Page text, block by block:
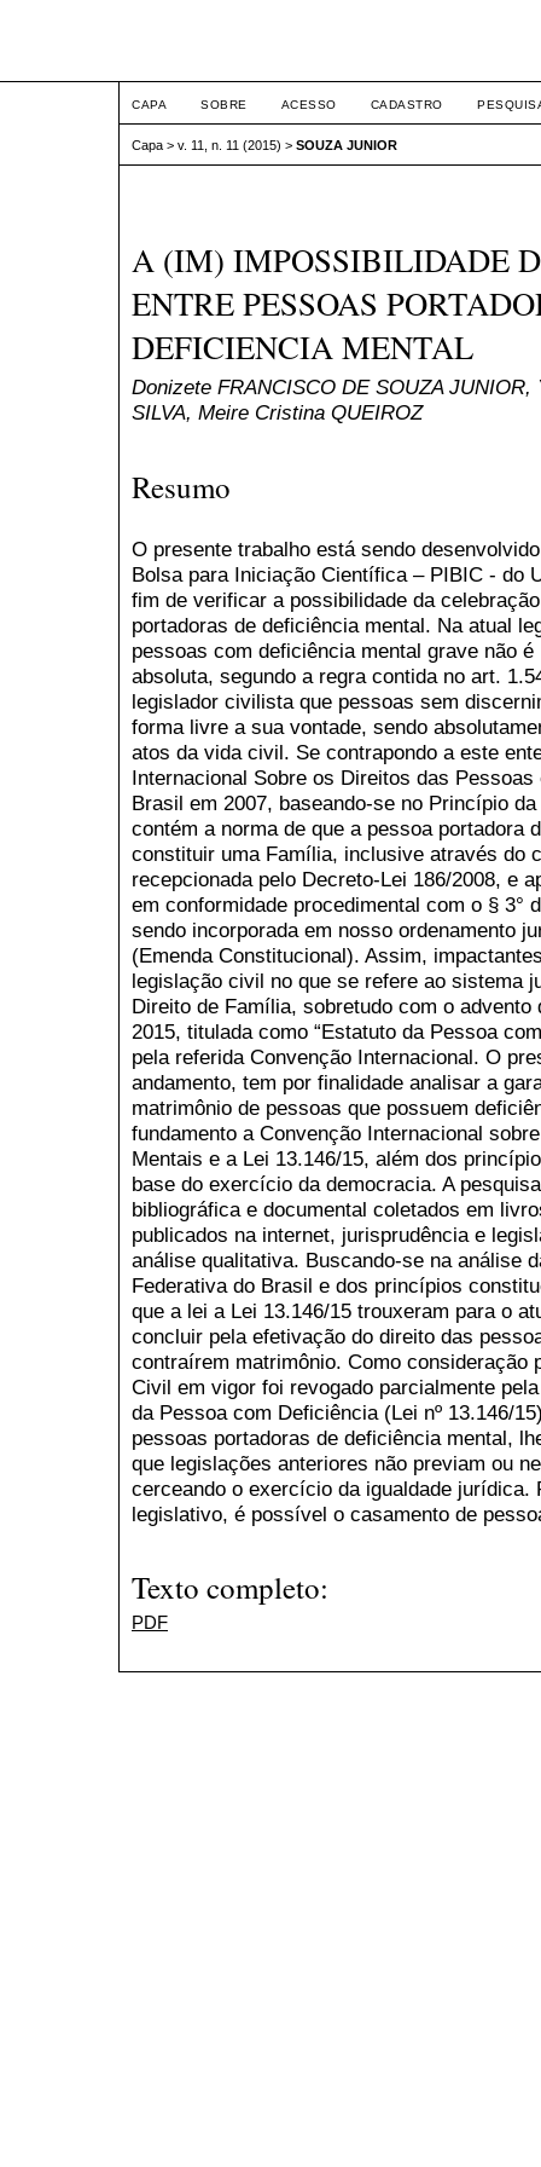
CAPA SOBRE ACESSO CADASTRO
Capa > v. 11, n. 11 (2015) > SOUZA JUNIOR
A (IM) IMPOSSIBILIDADE
ENTRE PESSOAS
DEFICIENCIA MENTAL
Donizete FRANCISCO DE SOUZA JUNIOR,
SILVA, Meire Cristina QUEIROZ
Resumo
O presente trabalho está sendo
Bolsa para Iniciação Científica – PIBIC - do
fim de verificar a possibilidade da
portadoras de deficiência mental. Na atual
pessoas com deficiência mental grave não
absoluta, segundo a regra contida no art.
legislador civilista que pessoas sem
forma livre a sua vontade, sendo
atos da vida civil. Se contrapondo a este
Internacional Sobre os Direitos das
Brasil em 2007, baseando-se no Princípio
contém a norma de que a pessoa portadora
constituir uma Família, inclusive através do
recepcionada pelo Decreto-Lei 186/2008, e
em conformidade procedimental com o § 3°
sendo incorporada em nosso ordenamento
(Emenda Constitucional). Assim,
legislação civil no que se refere ao sistema
Direito de Família, sobretudo com o advento
2015, titulada como “Estatuto da Pessoa
pela referida Convenção Internacional. O
andamento, tem por finalidade analisar a
matrimônio de pessoas que possuem
fundamento a Convenção Internacional
Mentais e a Lei 13.146/15, além dos
base do exercício da democracia. A
bibliográfica e documental coletados em
publicados na internet, jurisprudência e
análise qualitativa. Buscando-se na análise
Federativa do Brasil e dos princípios
que a lei a Lei 13.146/15 trouxeram para o
concluir pela efetivação do direito das
contraírem matrimônio. Como consideração
Civil em vigor foi revogado parcialmente
da Pessoa com Deficiência (Lei nº 13.146/
pessoas portadoras de deficiência mental,
que legislações anteriores não previam ou
cerceando o exercício da igualdade jurídica.
legislativo, é possível o casamento de
Texto completo:
PDF